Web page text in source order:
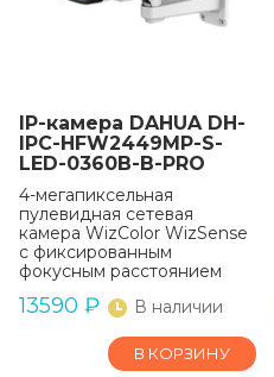
IP-камера DAHUA DH-
IPC-HFW2449MP-S-
LED-0360B-B-PRO
4-мегапиксельная
пулевидная сетевая
камера WizColor WizSense
с фиксированным
фокусным расстоянием
13590 ₽ В наличии
В КОРЗИНУ